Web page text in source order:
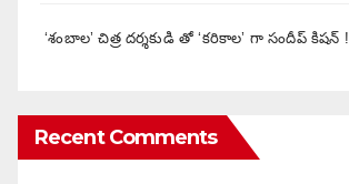
‘శంబాల’ చిత్ర దర్శకుడి తో ‘కరికాల’ గా సందీప్ కిషన్ !
Recent Comments